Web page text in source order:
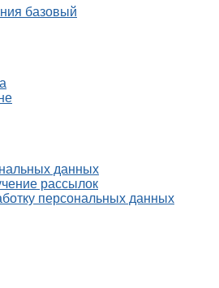
базовый
данных
рассылок
персональных данных